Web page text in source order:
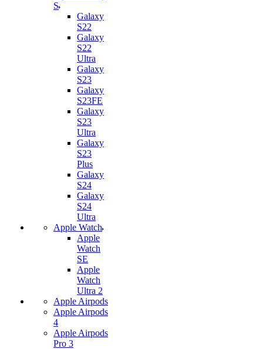
S
Galaxy
S22
Galaxy
S22
Ultra
Galaxy
S23
Galaxy
S23FE
Galaxy
S23
Ultra
Galaxy
S23
Plus
Galaxy
S24
Galaxy
S24
Ultra
Apple Watch
Apple
Watch
SE
Apple
Watch
Ultra 2
Apple Airpods
Apple Airpods
4
Apple Airpods
Pro 3